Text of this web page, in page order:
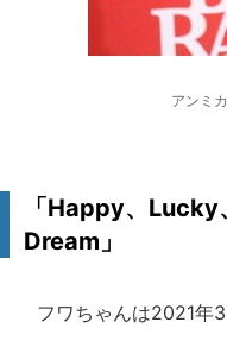
アンミ
「Happy、Lucky
Dream」
フワちゃんは2021年3